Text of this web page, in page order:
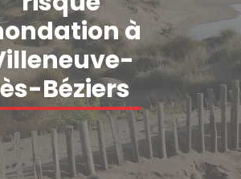
à
Béziers
Accueil -
Création d’une